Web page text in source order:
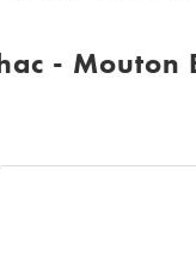
- Mouton